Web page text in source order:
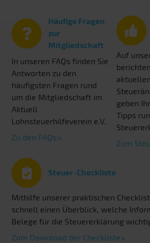
Häufige Fragen
zur
Mitgliedschaft
In unseren FAQs finden Sie
Antworten zu den
häufigsten Fragen rund
um die Mitgliedschaft im
Aktuell
Lohnsteuerhilfeverein e.V.
Zu den FAQs
Auf
aktuellen
geben
Tipps
Zum
Steuer-Checkliste
Mithilfe unserer praktischen
schnell einen Überblick, welche
Belege für die Steuererklärung
Zum Download der Checkliste